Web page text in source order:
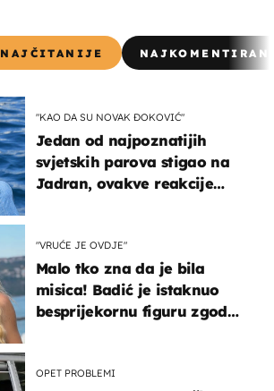
NAJČITANIJE
"KAO DA SU NOVAK ĐOKOVIĆ"
Jedan od najpoznatijih
svjetskih parova stigao na
Jadran, ovakve reakcije
"VRUĆE JE OVDJE"
Malo tko zna da je bila
misica! Badić je istaknuo
besprijekornu figuru zgodne
OPET PROBLEMI